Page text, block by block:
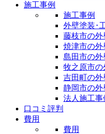
施工事例
施工事例
外壁塗装･
藤枝市の外
焼津市の外
島田市の外
牧之原市の
吉田町の外
静岡市の外
法人施工事
口コミ評判
費用
費用